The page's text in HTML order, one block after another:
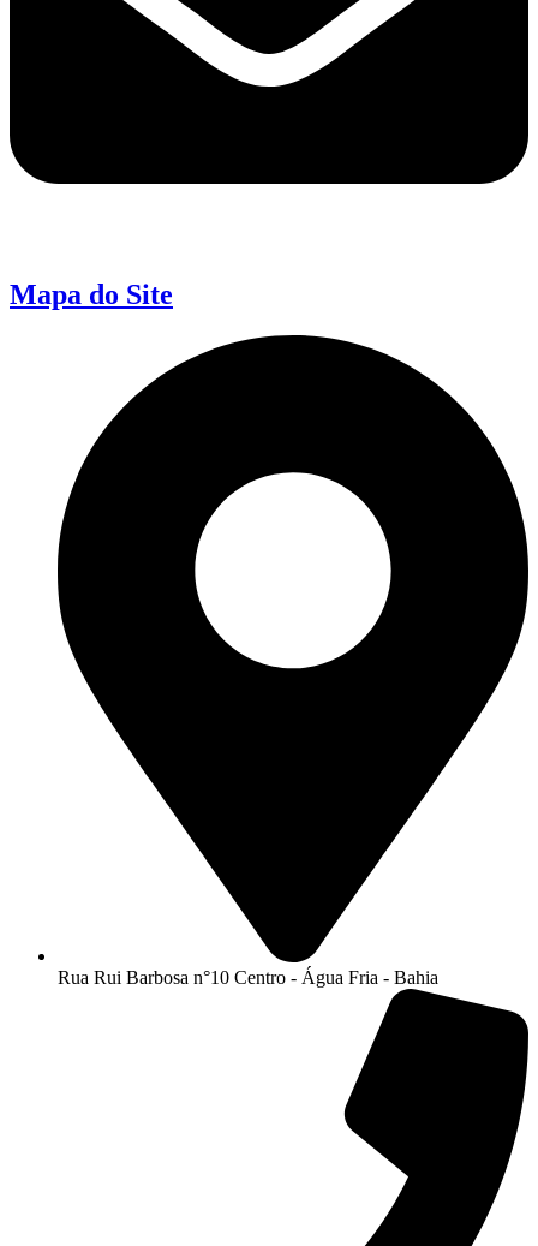
Mapa do Site
Rua Rui Barbosa n°10 Centro - Água Fria - Bahia